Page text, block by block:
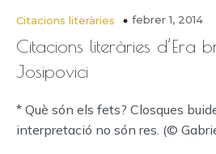
Citacions literàries febrer 1, 2014
Citacions literàries d’Era
Josipovici
* Què són els fets? Closques
interpretació no són res. (©